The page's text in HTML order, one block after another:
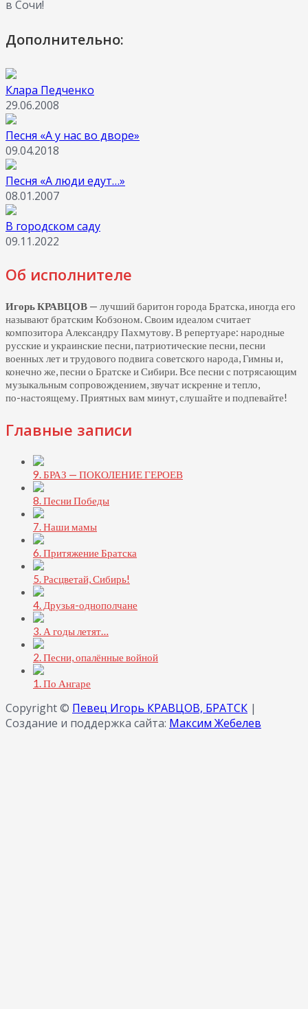
в Сочи!
Дополнительно:
Клара Педченко
29.06.2008
Песня «А у нас во дворе»
09.04.2018
Песня «А люди едут…»
08.01.2007
В городском саду
09.11.2022
Об исполнителе
Игорь КРАВЦОВ — лучший баритон города Братска, иногда его
называют братским Кобзоном. Своим идеалом считает
композитора Александру Пахмутову. В репертуаре: народные
русские и украинские песни, патриотические песни, песни
военных лет и трудового подвига советского народа, Гимны и,
конечно же, песни о Братске и Сибири. Все песни с потрясающим
музыкальным сопровождением, звучат искренне и тепло,
по-настоящему.Приятных вам минут, слушайте и подпевайте!
Главные записи
9. БРАЗ — ПОКОЛЕНИЕ ГЕРОЕВ
8. Песни Победы
7. Наши мамы
6. Притяжение Братска
5. Расцветай, Сибирь!
4. Друзья-однополчане
3. А годы летят…
2. Песни, опалённые войной
1. По Ангаре
Copyright © Певец Игорь КРАВЦОВ, БРАТСК |
Создание и поддержка сайта: Максим Жебелев